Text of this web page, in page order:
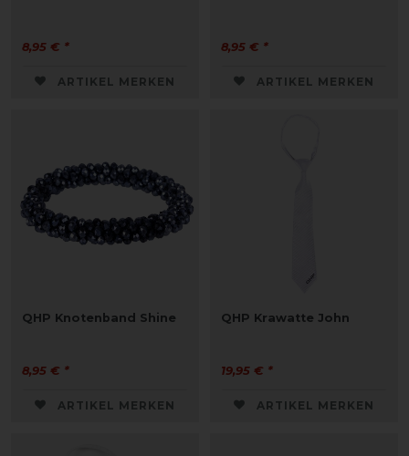
8,95 € *
ARTIKEL MERKEN
8,95 € *
ARTIKEL MERKEN
QHP Knotenband Shine
8,95 € *
ARTIKEL MERKEN
QHP Krawatte John
19,95 € *
ARTIKEL MERKEN